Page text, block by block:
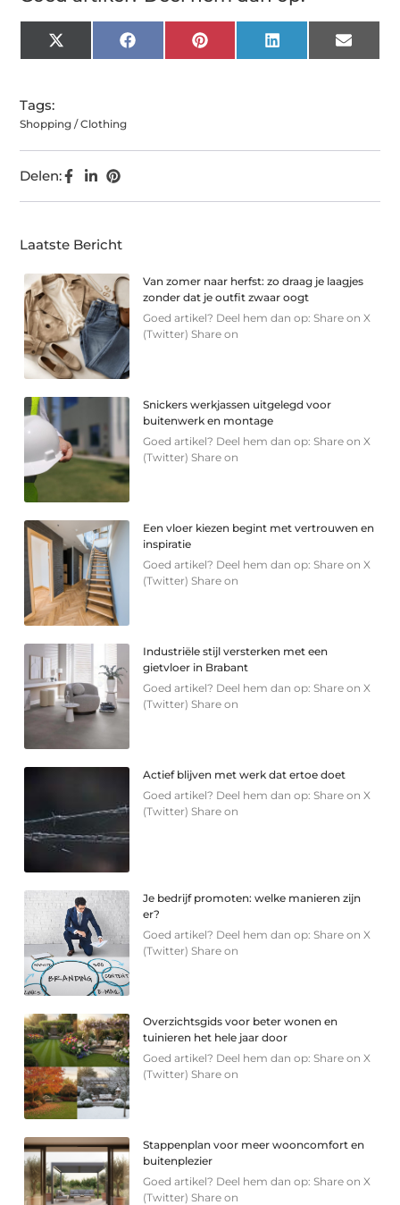
X
(Twitter)
FacebookPinterest LinkedIn Email
Tags:
Shopping / Clothing
Delen:
Laatste Bericht
Van zomer naar herfst: zo draag je laagjes
zonder dat je outfit zwaar oogt
Goed artikel? Deel hem dan op: Share on X
(Twitter) Share on
Snickers werkjassen uitgelegd voor
buitenwerk en montage
Goed artikel? Deel hem dan op: Share on X
(Twitter) Share on
Een vloer kiezen begint met vertrouwen en
inspiratie
Goed artikel? Deel hem dan op: Share on X
(Twitter) Share on
Industriële stijl versterken met een
gietvloer in Brabant
Goed artikel? Deel hem dan op: Share on X
(Twitter) Share on
Actief blijven met werk dat ertoe doet
Goed artikel? Deel hem dan op: Share on X
(Twitter) Share on
Je bedrijf promoten: welke manieren zijn
er?
Goed artikel? Deel hem dan op: Share on X
(Twitter) Share on
Overzichtsgids voor beter wonen en
tuinieren het hele jaar door
Goed artikel? Deel hem dan op: Share on X
(Twitter) Share on
Stappenplan voor meer wooncomfort en
buitenplezier
Goed artikel? Deel hem dan op: Share on X
(Twitter) Share on